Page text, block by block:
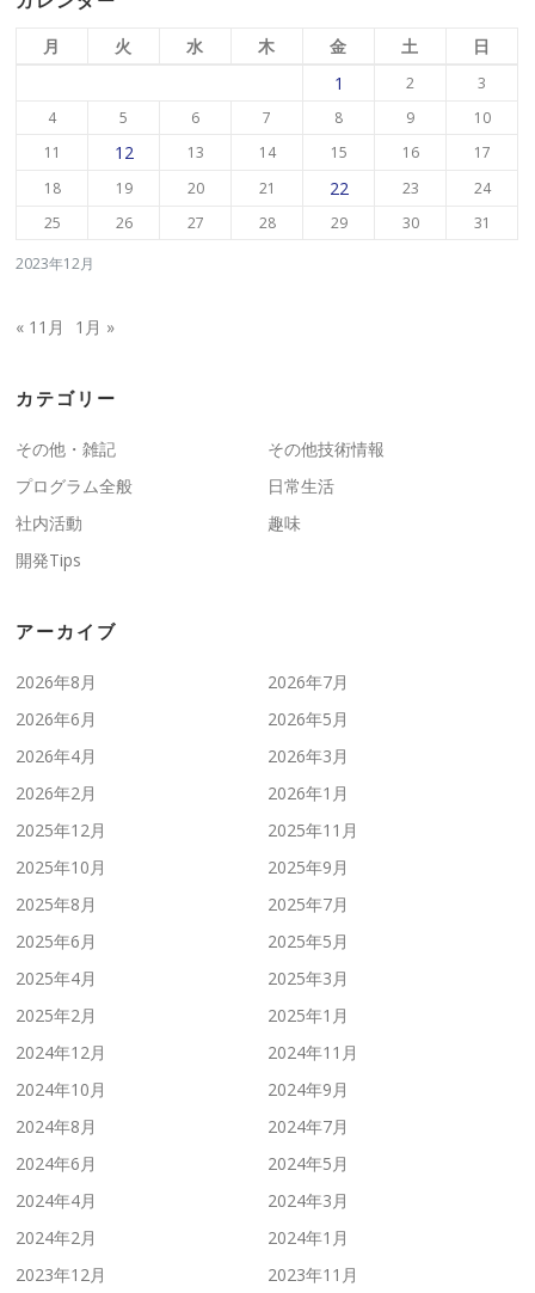
2023年12月
月 火 水 木 金 土
日
1
2
3
4
5 6 7 8 9
10
11
12 13 14 15 16
17
18
19 20 21 22 23
24
25
26 27 28 29 30 31
« 11月 1月 »
カテゴリー
その他・雑記
その他技術情報
プログラム全般
日常生活
社内活動
趣味
開発Tips
アーカイブ
2026年8月
2026年7月
2026年6月
2026年5月
2026年4月
2026年3月
2026年2月
2026年1月
2025年12月
2025年11月
2025年10月
2025年9月
2025年8月
2025年7月
2025年6月
2025年5月
2025年4月
2025年3月
2025年2月
2025年1月
2024年12月
2024年11月
2024年10月
2024年9月
2024年8月
2024年7月
2024年6月
2024年5月
2024年4月
2024年3月
2024年2月
2024年1月
2023年12月
2023年11月